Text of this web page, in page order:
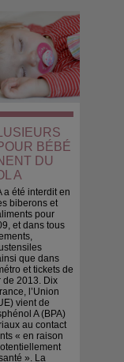
BÉBÉ
DU
A
a été interdit en
biberons et
pour
et dans tous
que dans
et tickets de
de 2013. Dix
l’Union
vient de
A (BPA)
au contact
« en raison
». La